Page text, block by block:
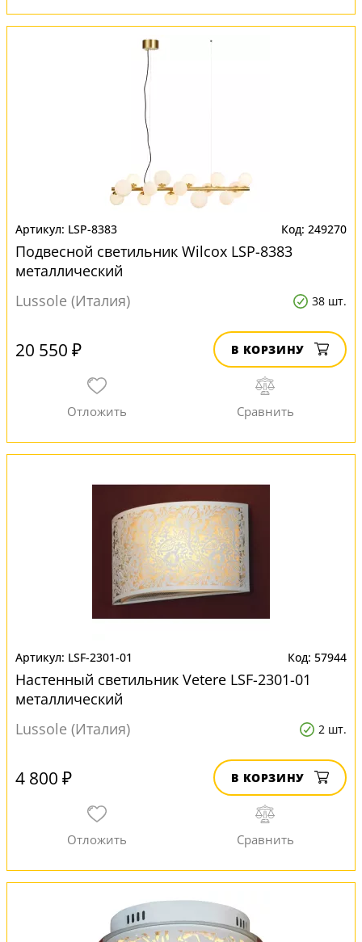
LSP-8383 249270
Подвесной светильник Wilcox LSP-8383
металлический
Lussole (Италия)
38 шт.
20 550 ₽ В КОРЗИНУ
LSF-2301-01 57944
Настенный светильник Vetere LSF-2301-01
металлический
Lussole (Италия)
2 шт.
4 800 ₽ В КОРЗИНУ